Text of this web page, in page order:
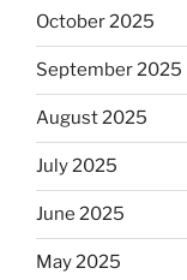
October 2025
September 2025
August 2025
July 2025
June 2025
May 2025